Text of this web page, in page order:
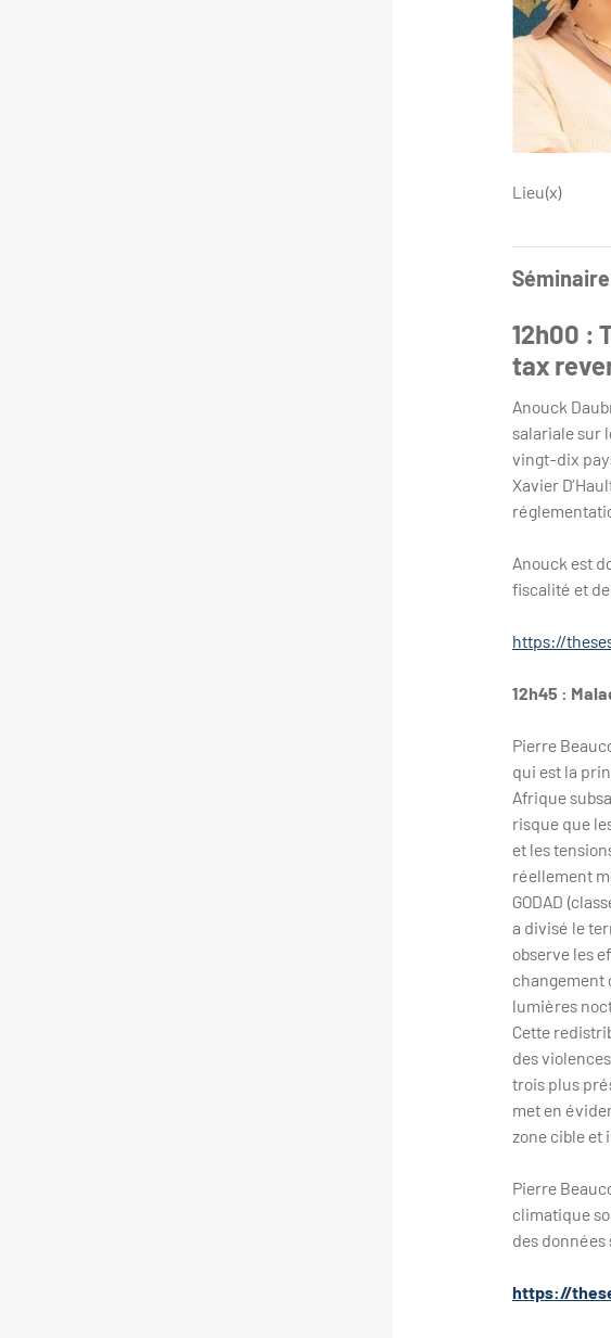
Lieu(x)
12h00 :
tax
Anouck
salariale sur
vingt-dix
Xavier
Anouck est
fiscalité et
https://
12h45 :
Pierre
qui est la
Afrique
risque que
et les
réellement
GODAD
a divisé le
observe les
changement
lumières
Cette
des
trois plus
met en
zone cible et
Pierre
climatique
des
https://